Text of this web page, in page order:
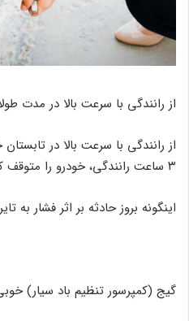
از رانندگی با سرعت بالا در مدت
۳ ساعت رانندگی، خودرو را متوقف کنید.
اینگونه بروز حادثه بر اثر فشار به
گیج (کمپرسور تنظیم باد سیار)